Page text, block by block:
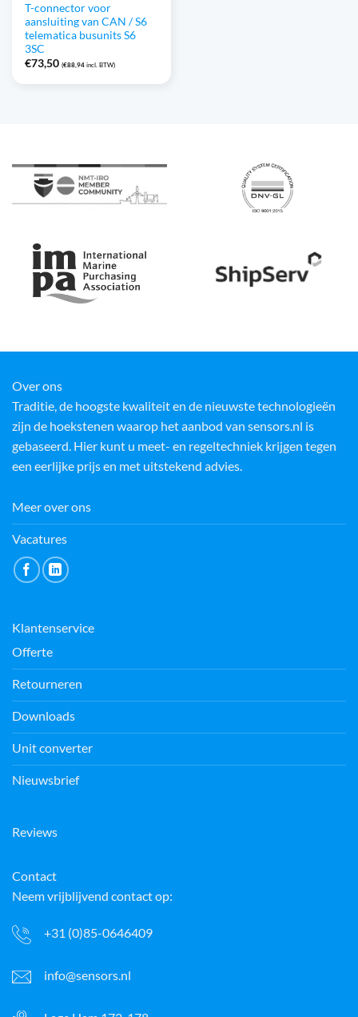
T-connector voor
aansluiting van CAN / S6
telematica busunits S6
3SC
€73,50 (€88,94 incl. BTW)
Over ons
Traditie, de hoogste kwaliteit en de nieuwste technologieën
zijn de hoekstenen waarop het aanbod van sensors.nl is
gebaseerd. Hier kunt u meet- en regeltechniek krijgen tegen
een eerlijke prijs en met uitstekend advies.
Meer over ons
Vacatures
Klantenservice
Offerte
Retourneren
Downloads
Unit converter
Nieuwsbrief
Reviews
Contact
Neem vrijblijvend contact op:
+31 (0)85-0646409
info@sensors.nl